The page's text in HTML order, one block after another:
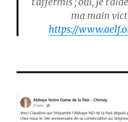
ma main
https://